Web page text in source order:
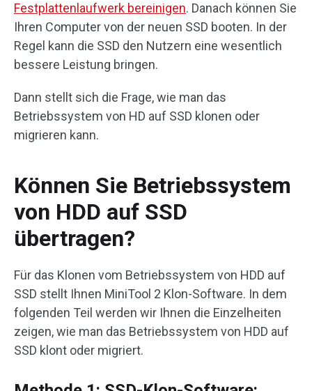
Festplattenlaufwerk bereinigen. Danach können Sie
Ihren Computer von der neuen SSD booten. In der
Regel kann die SSD den Nutzern eine wesentlich
bessere Leistung bringen.
Dann stellt sich die Frage, wie man das
Betriebssystem von HD auf SSD klonen oder
migrieren kann.
Können Sie Betriebssystem
von HDD auf SSD
übertragen?
Für das Klonen vom Betriebssystem von HDD auf
SSD stellt Ihnen MiniTool 2 Klon-Software. In dem
folgenden Teil werden wir Ihnen die Einzelheiten
zeigen, wie man das Betriebssystem von HDD auf
SSD klont oder migriert.